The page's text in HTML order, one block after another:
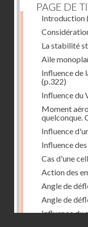
PAGE DE
Introduction
La stabilité
Aile
Influence de
(p.322)
Influence du
Moment
quelconque.
Influence
Influence
Cas d'une
Action des
Angle de
Angle de
Influence du